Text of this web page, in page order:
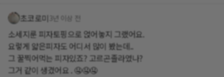
초코로미 3년 이상 전
소세지룬 피자토핑으로 얹어놓지 그랬어요.
요렇게 얇은피자도 어디서 많이 봤는데..
그 꿀찍어먹는 피자있죠? 고르곤졸라였나?
그거 같이 생겼어요 . 🤤🤤🤤